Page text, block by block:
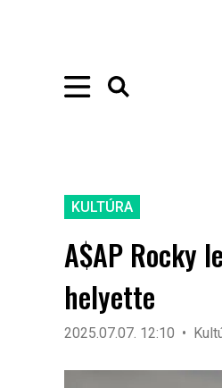
KULTÚRA
A$AP Rocky
helyette
2025.07.07. 12:10